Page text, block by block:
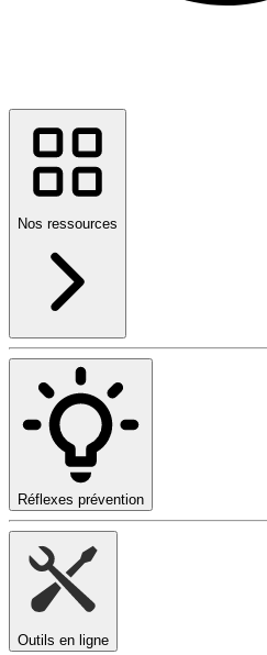
Nos ressources
Réflexes prévention
Outils en ligne